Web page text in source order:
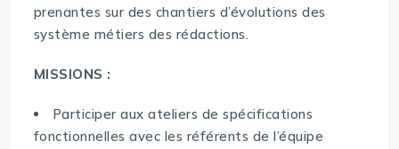
prenantes sur des chantiers d’évolutions des
système métiers des rédactions.
MISSIONS :
Participer aux ateliers de spécifications
fonctionnelles avec les référents de l’équipe